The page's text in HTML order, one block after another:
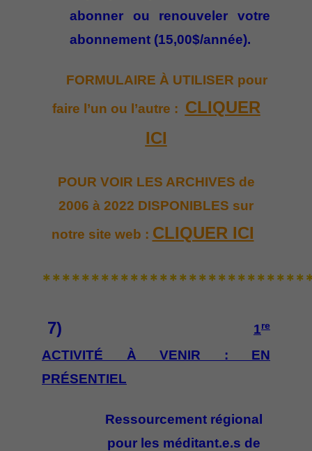
abonner ou renouveler votre
abonnement (15,00$/année).
FORMULAIRE À UTILISER pour
faire l’un ou l’autre : CLIQUER
ICI
POUR VOIR LES ARCHIVES de
2006 à 2022 DISPONIBLES sur
notre site web : CLIQUER ICI
7) 1re
ACTIVITÉ À VENIR : EN
PRÉSENTIEL
Ressourcement régional
pour les méditant.e.s de